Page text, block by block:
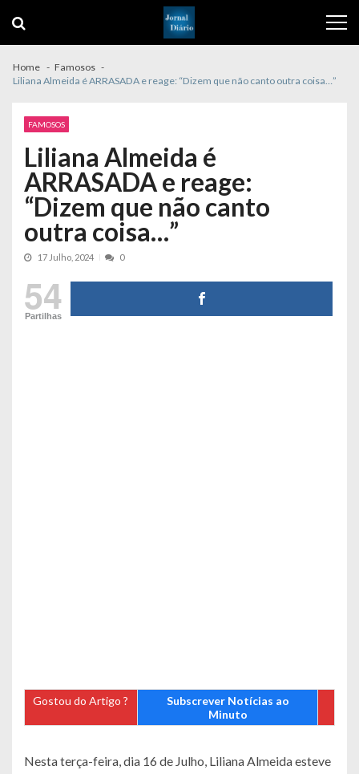
navigation
content
Home
Famosos
Liliana Almeida é ARRASADA e reage: “Dizem que não canto outra coisa…”
FAMOSOS
Liliana Almeida é
ARRASADA e reage:
“Dizem que não canto
outra coisa…”
17 Julho, 2024 0
54
Partilhas
Gostou do Artigo ?
Subscrever Notícias ao
Minuto
Nesta terça-feira, dia 16 de Julho, Liliana Almeida esteve